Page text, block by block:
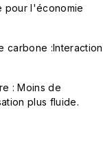
pour l'économie
carbone
: Moins de
plus fluide.